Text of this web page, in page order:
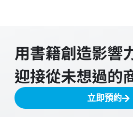
用書籍創造影響
迎接從未想過的
立即預約